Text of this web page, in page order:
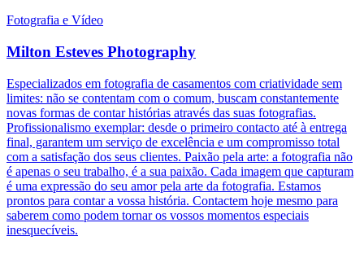
Fotografia e Vídeo
Milton Esteves Photography
Especializados em fotografia de casamentos com criatividade sem
limites: não se contentam com o comum, buscam constantemente
novas formas de contar histórias através das suas fotografias.
Profissionalismo exemplar: desde o primeiro contacto até à entrega
final, garantem um serviço de excelência e um compromisso total
com a satisfação dos seus clientes. Paixão pela arte: a fotografia não
é apenas o seu trabalho, é a sua paixão. Cada imagem que capturam
é uma expressão do seu amor pela arte da fotografia. Estamos
prontos para contar a vossa história. Contactem hoje mesmo para
saberem como podem tornar os vossos momentos especiais
inesquecíveis.